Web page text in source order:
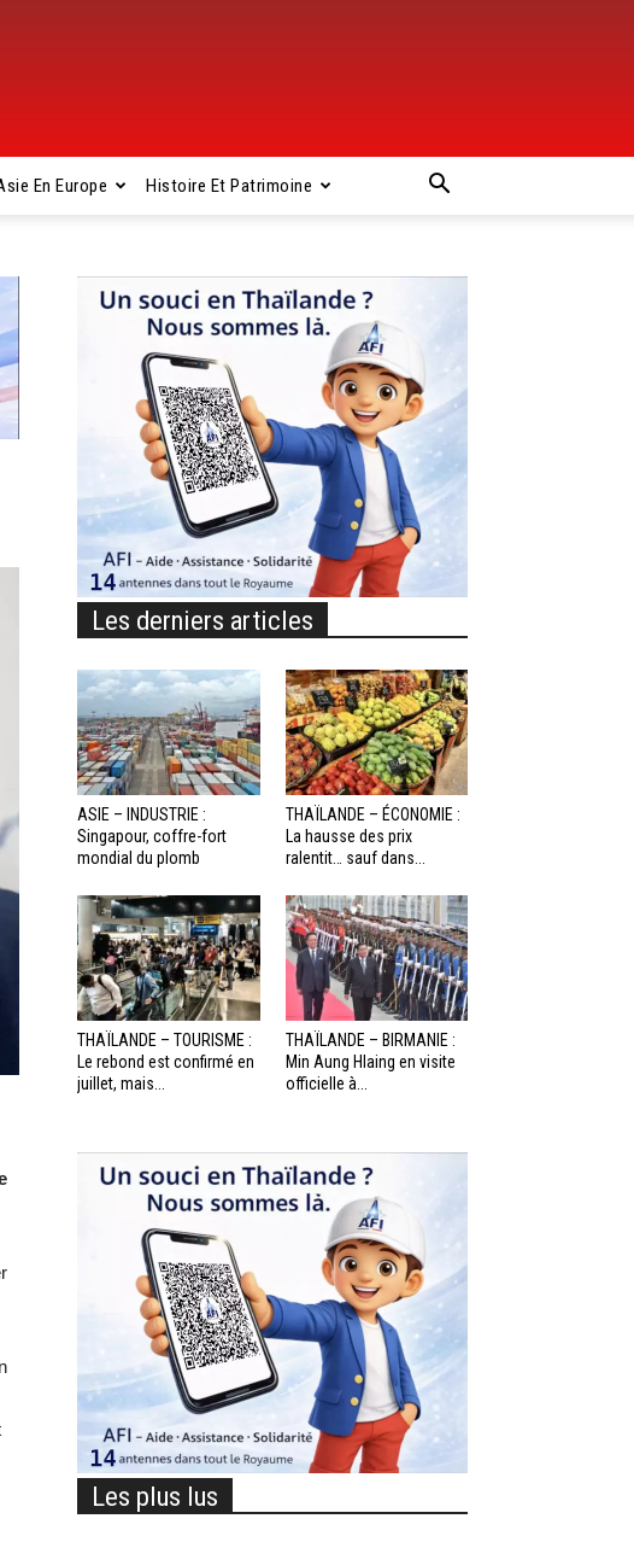
En Europe Histoire Et Patrimoine
Les derniers articles
ASIE – INDUSTRIE :
Singapour, coffre-fort
mondial du plomb
THAÏLANDE – ÉCONOMIE :
La hausse des prix
ralentit… sauf dans...
THAÏLANDE – TOURISME :
Le rebond est confirmé en
juillet, mais...
THAÏLANDE – BIRMANIE :
Min Aung Hlaing en visite
officielle à...
Les plus lus